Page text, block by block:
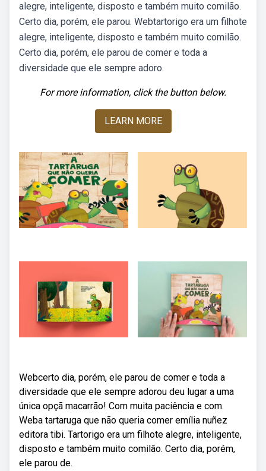
alegre, inteligente, disposto e também muito comilão.
Certo dia, porém, ele parou. Webtartorigo era um filhote
alegre, inteligente, disposto e também muito comilão.
Certo dia, porém, ele parou de comer e toda a
diversidade que ele sempre adoro.
For more information, click the button below.
LEARN MORE
Webcerto dia, porém, ele parou de comer e toda a
diversidade que ele sempre adorou deu lugar a uma
única opçã macarrão! Com muita paciência e com.
Weba tartaruga que não queria comer emília nuñez
editora tibi. Tartorigo era um filhote alegre, inteligente,
disposto e também muito comilão. Certo dia, porém,
ele parou de.